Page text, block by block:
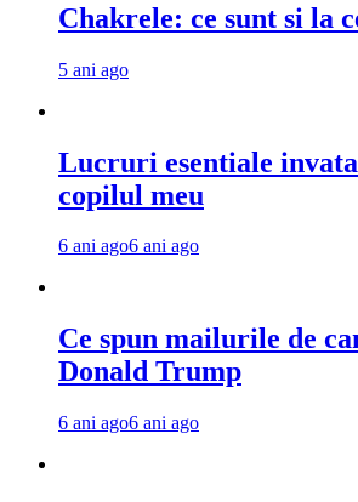
Chakrele: ce sunt si la
5 ani ago
Lucruri esentiale
copilul meu
6 ani ago6 ani ago
Ce spun mailurile de
Donald Trump
6 ani ago6 ani ago